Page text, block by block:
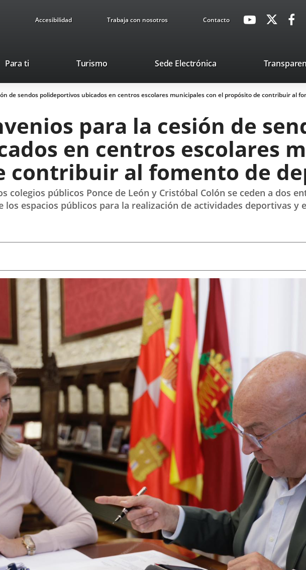
Accesibilidad Trabaja con nosotros ContactoavaHeaderSocial
Link
Link
Para ti TurismoThis
will
open
pop-
window.
Sede ElectrónicaLink
external
application.
de sendos polideportivos ubicados en centros escolares municipales con el propósito de contribuir al
para la cesión de
en centros escolares
contribuir al fomento de
colegios públicos Ponce de León y Cristóbal Colón se ceden a dos
espacios públicos para la realización de actividades deportivas y